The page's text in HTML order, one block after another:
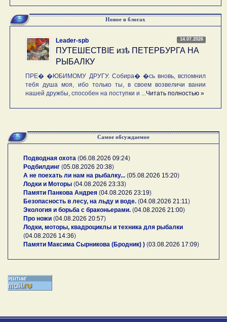
Новое в блогах
14.07.2026
Leader-spb
ПУТЕШЕСТВIE изѣ ПЕТЕРБУРГА НА
РЫБАЛКУ
ПРЕ� �ЮБИМОМУ ДРУГУ. Собира� �сь вновь, вспомнил
тебя душа моя, ибо только ты, в своем возвеличи вании
нашей дружбы, способен на поступки и ... Читать полностью »
Самое обсуждаемое
Подводная охота (06.08.2026 09:24)
Родбилдинг (05.08.2026 20:38)
А не поехать ли нам на рыбалку... (05.08.2026 15:20)
Лодки и Моторы (04.08.2026 23:33)
Памяти Панкова Андрея (04.08.2026 23:19)
Безопасность в лесу, на льду и воде. (04.08.2026 21:11 )
Экология и борьба с браконьерами. (04.08.2026 21:00)
Про ножи (04.08.2026 20:57)
Лодки, моторы, квадроциклы и техника для рыбалки
(04.08.2026 14:36)
Памяти Максима Сырникова (Бродник) ) (03.08.2026 17:09)